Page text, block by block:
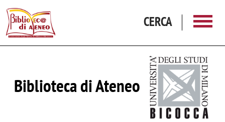
CERCA
Biblioteca di Ateneo